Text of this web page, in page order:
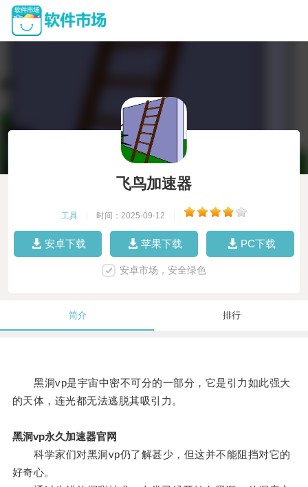
飞鸟加速器
工具 时间：2025-09-12
安卓下载 苹果下载 PC下载
安卓市场，安全绿色
简介 排行
黑洞vp是宇宙中密不可分的一部分，它是引力如此强大
的天体，连光都无法逃脱其吸引力。
黑洞vp永久加速器官网
科学家们对黑洞vp仍了解甚少，但这并不能阻挡对它的
好奇心。